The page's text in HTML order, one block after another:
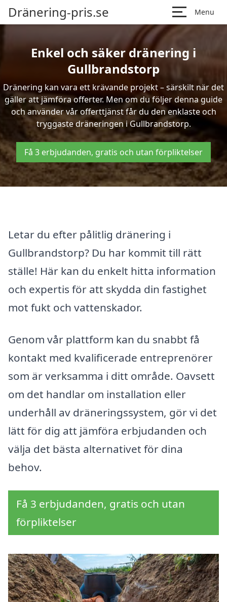
Dränering-pris.se Menu
Enkel och säker dränering i
Gullbrandstorp
Dränering kan vara ett krävande projekt – särskilt när det
gäller att jämföra offerter. Men om du följer denna guide
och använder vår offerttjänst får du den enklaste och
tryggaste dräneringen i Gullbrandstorp.
Få 3 erbjudanden, gratis och utan förpliktelser
Letar du efter pålitlig dränering i
Gullbrandstorp? Du har kommit till rätt
ställe! Här kan du enkelt hitta information
och expertis för att skydda din fastighet
mot fukt och vattenskador.
Genom vår plattform kan du snabbt få
kontakt med kvalificerade entreprenörer
som är verksamma i ditt område. Oavsett
om det handlar om installation eller
underhåll av dräneringssystem, gör vi det
lätt för dig att jämföra erbjudanden och
välja det bästa alternativet för dina
behov.
Få 3 erbjudanden, gratis och utan
förpliktelser